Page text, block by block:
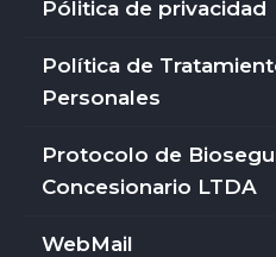
Pólitica de privacidad
Política de
Personales
Protocolo de
Concesionario LTDA
WebMail